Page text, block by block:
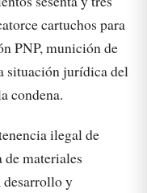
cartuchos para
PNP, munición de
situación jurídica del
condena.
ilegal de
materiales
desarrollo y